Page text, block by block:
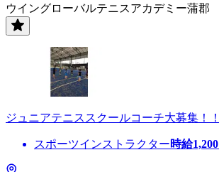
ウイングローバルテニスアカデミー蒲郡
ジュニアテニススクールコーチ大募集！！
スポーツインストラクター時給1,200